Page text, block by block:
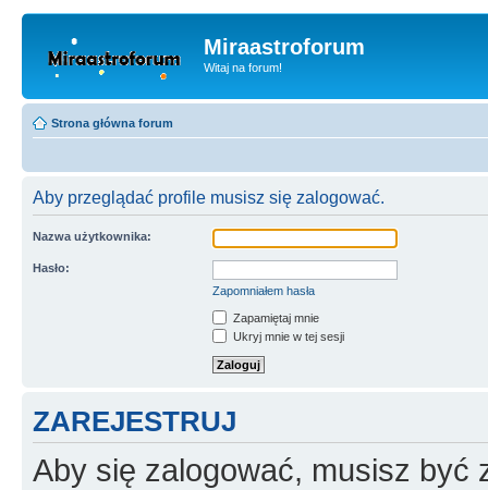
Miraastroforum
Witaj na forum!
Strona główna forum
Aby przeglądać profile musisz się zalogować.
Nazwa użytkownika:
Hasło:
Zapomniałem hasła
Zapamiętaj mnie
Ukryj mnie w tej sesji
ZAREJESTRUJ
Aby się zalogować, musisz być